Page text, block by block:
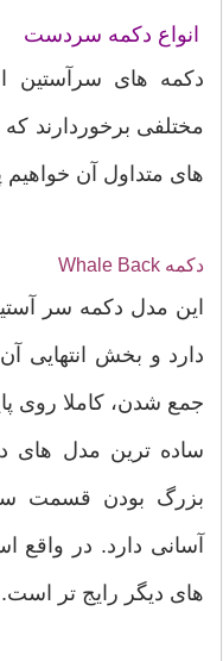
انواع دکمه سردست
دکمه های سرآستین
مختلفی برخوردارند
های متداول آن
دکمه Whale Back
این مدل دکمه سر
دارد و بخش انتهایی
جمع شدن، کاملا روی
ساده ترین مدل
بزرگ بودن قسمت
آسانی دارد. در واقع
های دیگر رایج تر است.